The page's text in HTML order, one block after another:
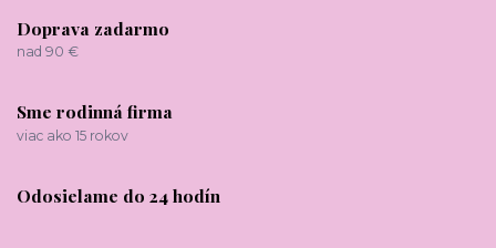
Doprava zadarmo
nad 90 €
Sme rodinná firma
viac ako 15 rokov
Odosielame do 24 hodín